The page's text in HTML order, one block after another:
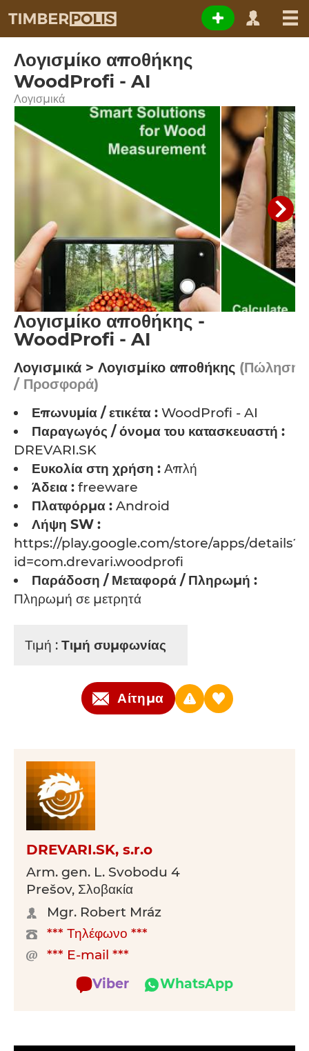
Λογισμίκο αποθήκης
WoodProfi - AI
Λογισμικά
Λογισμίκο αποθήκης -
WoodProfi - AI
Λογισμικά > Λογισμίκο αποθήκης (Πώληση
/ Προσφορά)
Επωνυμία / ετικέτα : WoodProfi - AI
Παραγωγός / όνομα του κατασκευαστή :
DREVARI.SK
Ευκολία στη χρήση : Απλή
Άδεια : freeware
Πλατφόρμα : Android
Λήψη SW :
https://play.google.com/store/apps/details?
id=com.drevari.woodprofi
Παράδοση / Μεταφορά / Πληρωμή :
Πληρωμή σε μετρητά
Τιμή : Τιμή συμφωνίας
Αίτημα
DREVARI.SK, s.r.o
Arm. gen. L. Svobodu 4
Prešov, Σλοβακία
Mgr. Robert Mráz
*** Τηλέφωνο ***
*** E-mail ***
Viber
WhatsApp